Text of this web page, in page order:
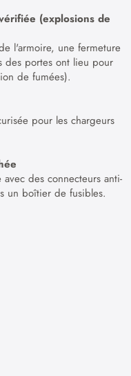
(explosions de
l'armoire, une fermeture
des portes ont lieu pour
de fumées).
pour les chargeurs
des connecteurs anti-
un boîtier de fusibles.